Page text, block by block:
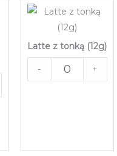
Latte z tonką (12g)
- +